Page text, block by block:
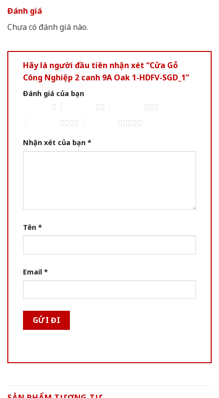
Đánh giá
Chưa có đánh giá nào.
Hãy là người đầu tiên nhận xét “Cửa Gỗ
Công Nghiệp 2 canh 9A Oak 1-HDFV-SGD_1”
Đánh giá của bạn
Nhận xét của bạn *
Tên *
Email *